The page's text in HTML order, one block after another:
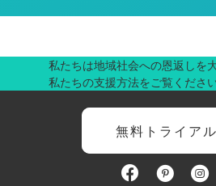
私たちは地域社会への恩返しを
私たちの支援方法をご覧ください
無料トライア